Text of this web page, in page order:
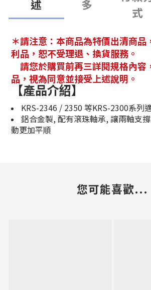
述
多
式
＊請注意：本商品為特價出清商品
利品，恕不受理退、換貨服務。
請您於購買前再三詳閱規格內容
品，視為同意並接受上述說明。
【產品介紹】
KRS-2346 / 2350 等KRS-2300系列
鋁合金製, 配有滾珠軸承, 讓兩軸支
動更加平順
您可能喜歡...